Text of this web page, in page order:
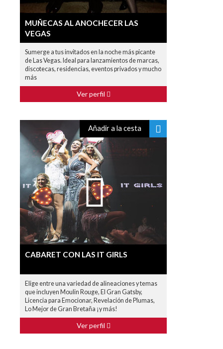
MUÑECAS AL ANOCHECER LAS
VEGAS
Sumerge a tus invitados en la noche más picante
de Las Vegas. Ideal para lanzamientos de marcas,
discotecas, residencias, eventos privados y mucho
más
Ver perfil
Añadir a la cesta
CABARET CON LAS IT GIRLS
Elige entre una variedad de alineaciones y temas
que incluyen Moulin Rouge, El Gran Gatsby,
Licencia para Emocionar, Revelación de Plumas,
Lo Mejor de Gran Bretaña ¡y más!
Ver perfil